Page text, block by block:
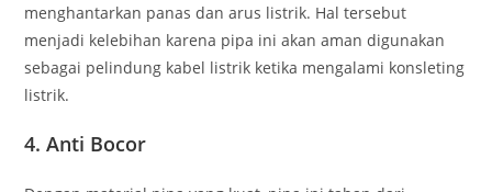
menghantarkan panas dan arus listrik. Hal tersebut
menjadi kelebihan karena pipa ini akan aman digunakan
sebagai pelindung kabel listrik ketika mengalami konsleting
listrik.
4. Anti Bocor